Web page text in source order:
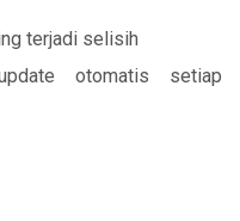
terjadi selisih
otomatis setiap